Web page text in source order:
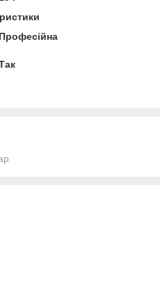
Професійна